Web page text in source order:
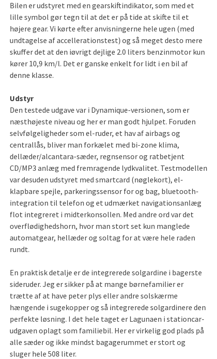
Bilen er udstyret med en gearskiftindikator, som med et
lille symbol gør tegn til at det er på tide at skifte til et
højere gear. Vi kørte efter anvisningerne hele ugen (med
undtagelse af accellerationstest) og så meget desto mere
skuffer det at den iøvrigt dejlige 2.0 liters benzinmotor kun
kører 10,9 km/l. Det er ganske enkelt for lidt i en bil af
denne klasse.
Udstyr
Den testede udgave var i Dynamique-versionen, som er
næsthøjeste niveau og her er man godt hjulpet. Foruden
selvfølgeligheder som el-ruder, et hav af airbags og
centrallås, bliver man forkælet med bi-zone klima,
dellæder/alcantara-sæder, regnsensor og ratbetjent
CD/MP3 anlæg med fremragende lydkvalitet. Testmodellen
var desuden udstyret med smartcard (nøglekort), el-
klapbare spejle, parkeringssensor for og bag, bluetooth-
integration til telefon og et udmærket navigationsanlæg
flot integreret i midterkonsollen. Med andre ord var det
overflødighedshorn, hvor man stort set kun manglede
automatgear, hellæder og soltag for at være hele raden
rundt.
En praktisk detalje er de integrerede solgardine i bagerste
sideruder. Jeg er sikker på at mange børnefamilier er
trætte af at have peter plys eller andre solskærme
hængende i sugekopper og så integrerede solgardinere den
perfekte løsning. I det hele taget er Lagunaen i stationcar-
udgaven oplagt som familiebil. Her er virkelig god plads på
alle sæder og ikke mindst bagagerummet er stort og
sluger hele 508 liter.